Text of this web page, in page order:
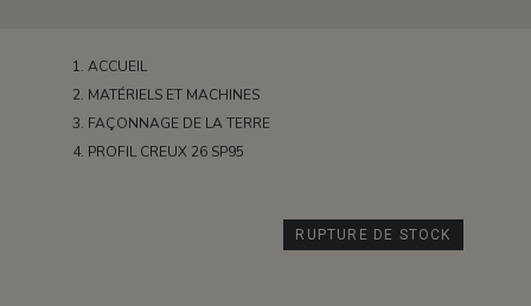
ACCUEIL
MATÉRIELS ET MACHINES
FAÇONNAGE DE LA TERRE
PROFIL CREUX 26 SP95
RUPTURE DE STOCK